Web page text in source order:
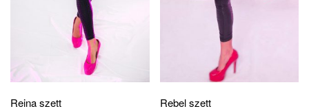
Reina szett Rebel szett